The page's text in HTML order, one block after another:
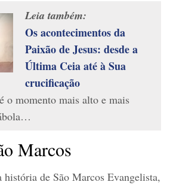
Leia também:
Os acontecimentos da
Paixão de Jesus: desde a
Última Ceia até à Sua
crucificação
o momento mais alto e mais
Marcos
história de São Marcos Evangelista,